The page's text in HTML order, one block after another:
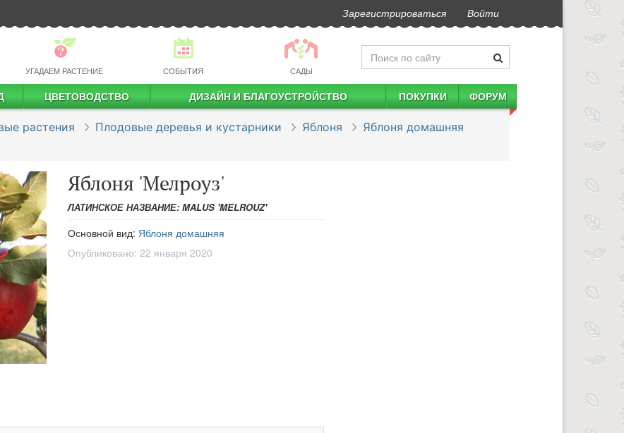
Зарегистрироваться Войти
УГАДАЕМ РАСТЕНИЕ СОБЫТИЯ САДЫ
ЦВЕТОВОДСТВО ДИЗАЙН И БЛАГОУСТРОЙСТВО ПОКУПКИ ФОРУМ
растения Плодовые деревья и кустарники Яблоня
Яблоня домашняя
Яблоня 'Мелроуз'
ЛАТИНСКОЕ НАЗВАНИЕ: MALUS 'MELROUZ'
Основной вид: Яблоня домашняя
Опубликовано: 22 января 2020